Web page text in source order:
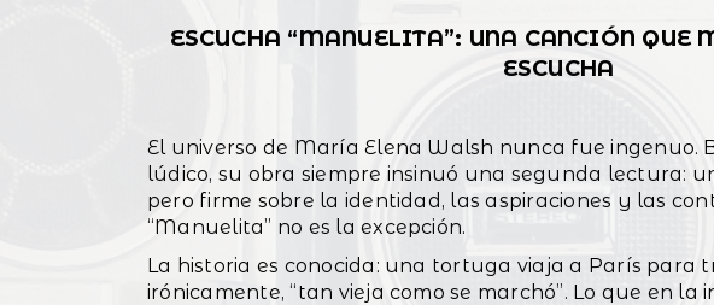
ESCUCHA “MANUELITA”: UNA CANCIÓN QUE
ESCUCHA
El universo de María Elena Walsh nunca fue ingenuo.
lúdico, su obra siempre insinuó una segunda lectura:
pero firme sobre la identidad, las aspiraciones y las
“Manuelita” no es la excepción.
La historia es conocida: una tortuga viaja a París para
irónicamente, “tan vieja como se marchó”. Lo que en